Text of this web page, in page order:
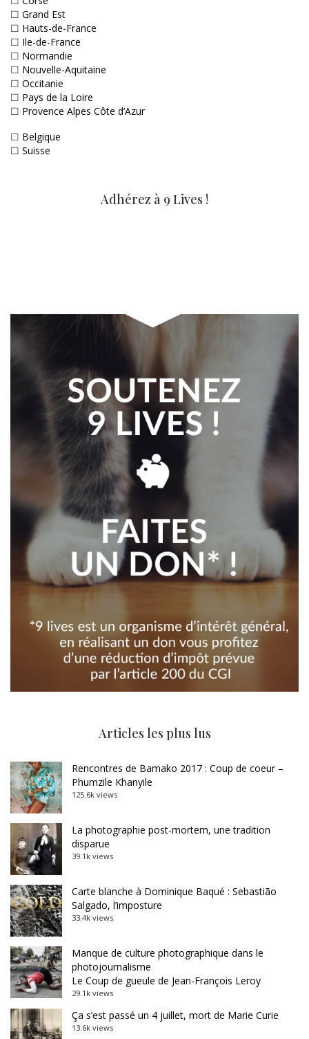
☐ Grand Est
☐ Hauts-de-France
☐ Ile-de-France
☐ Normandie
☐ Nouvelle-Aquitaine
☐ Occitanie
☐ Pays de la Loire
☐ Provence Alpes Côte d’Azur
☐ Belgique
☐ Suisse
Adhérez à 9 Lives !
Articles les plus lus
Rencontres de Bamako 2017 : Coup de coeur –
Phumzile Khanyile
125.6k views
La photographie post-mortem, une tradition
disparue
39.1k views
Carte blanche à Dominique Baqué : Sebastião
Salgado, l’imposture
33.4k views
Manque de culture photographique dans le
photojournalisme
Le Coup de gueule de Jean-François Leroy
29.1k views
Ça s’est passé un 4 juillet, mort de Marie Curie
13.6k views